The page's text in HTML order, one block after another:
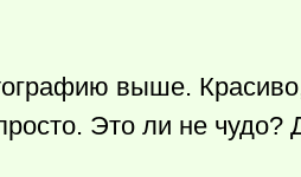
выше.
Это ли не чудо?